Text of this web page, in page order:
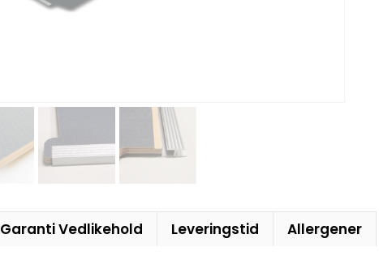
Garanti Vedlikehold Leveringstid Allergener